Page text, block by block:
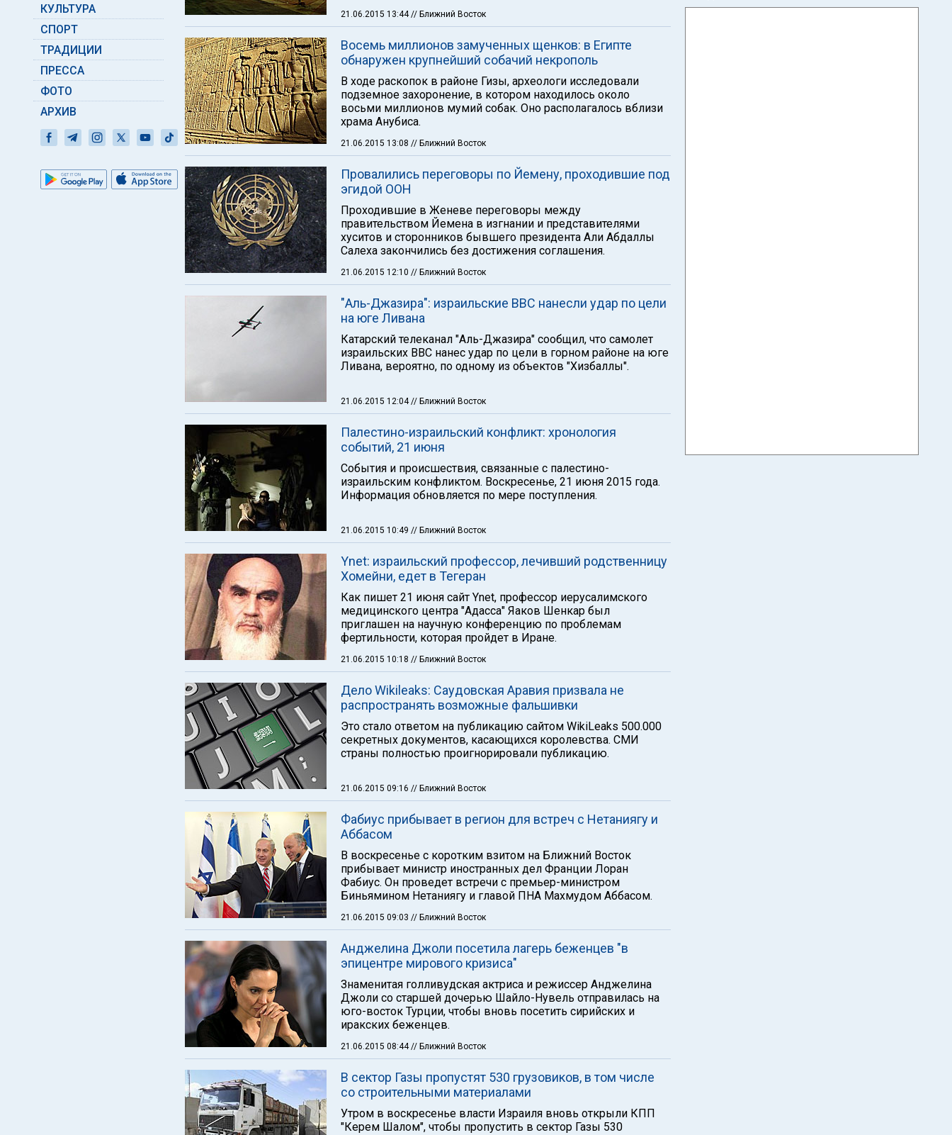
КУЛЬТУРА
СПОРТ
ТРАДИЦИИ
ПРЕССА
ФОТО
АРХИВ
21.06.2015 13:44// Ближний Восток
Восемь миллионов замученных щенков: в Египте
обнаружен крупнейший собачий некрополь
В ходе раскопок в районе Гизы, археологи исследовали
подземное захоронение, в котором находилось около
восьми миллионов мумий собак. Оно располагалось вблизи
храма Анубиса.
21.06.2015 13:08 // Ближний Восток
Провалились переговоры по Йемену, проходившие под
эгидой ООН
Проходившие в Женеве переговоры между
правительством Йемена в изгнании и представителями
хуситов и сторонников бывшего президента Али Абдаллы
Салеха закончились без достижения соглашения.
21.06.2015 12:10 // Ближний Восток
"Аль-Джазира": израильские ВВС нанесли удар по цели
на юге Ливана
Катарский телеканал "Аль-Джазира" сообщил, что самолет
израильских ВВС нанес удар по цели в горном районе на юге
Ливана, вероятно, по одному из объектов "Хизбаллы".
21.06.2015 12:04// Ближний Восток
Палестино-израильский конфликт: хронология
событий, 21 июня
События и происшествия, связанные с палестино-
израильским конфликтом. Воскресенье, 21 июня 2015 года.
Информация обновляется по мере поступления.
21.06.2015 10:49 // Ближний Восток
Ynet: израильский профессор, лечивший родственницу
Хомейни, едет в Тегеран
Как пишет 21 июня сайт Ynet, профессор иерусалимского
медицинского центра "Адасса" Яаков Шенкар был
приглашен на научную конференцию по проблемам
фертильности, которая пройдет в Иране.
21.06.2015 10:18 // Ближний Восток
Дело Wikileaks: Саудовская Аравия призвала не
распространять возможные фальшивки
Это стало ответом на публикацию сайтом WikiLeaks 500.000
секретных документов, касающихся королевства. СМИ
страны полностью проигнорировали публикацию.
21.06.2015 09:16 // Ближний Восток
Фабиус прибывает в регион для встреч с Нетаниягу и
Аббасом
В воскресенье с коротким взитом на Ближний Восток
прибывает министр иностранных дел Франции Лоран
Фабиус. Он проведет встречи с премьер-министром
Биньямином Нетаниягу и главой ПНА Махмудом Аббасом.
21.06.2015 09:03 // Ближний Восток
Анджелина Джоли посетила лагерь беженцев "в
эпицентре мирового кризиса"
Знаменитая голливудская актриса и режиссер Анджелина
Джоли со старшей дочерью Шайло-Нувель отправилась на
юго-восток Турции, чтобы вновь посетить сирийских и
иракских беженцев.
21.06.2015 08:44// Ближний Восток
В сектор Газы пропустят 530 грузовиков, в том числе
со строительными материалами
Утром в воскресенье власти Израиля вновь открыли КПП
"Керем Шалом", чтобы пропустить в сектор Газы 530